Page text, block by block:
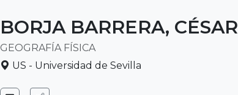
BORJA BARRERA, CÉSAR
GEOGRAFÍA FÍSICA
US - Universidad de Sevilla